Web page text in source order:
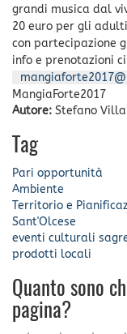
grandi musica dal
20 euro per gli
con partecipazione
info e prenotazioni
MangiaForte2017
Autore: Stefano Villa
Tag
Pari opportunità
Ambiente
Territorio e
Sant'Olcese
eventi culturali
prodotti locali
Quanto sono
pagina?